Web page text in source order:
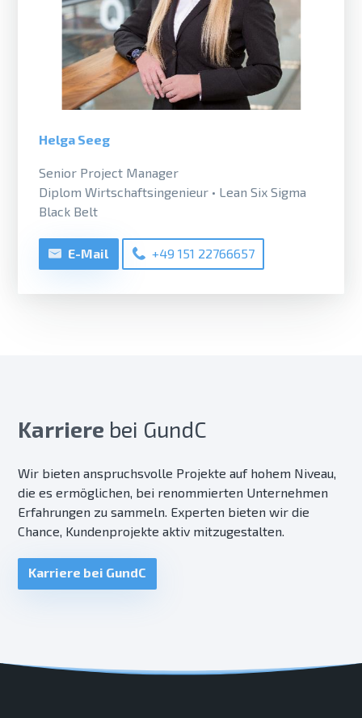
Helga Seeg
Senior Project Manager
Diplom Wirtschaftsingenieur • Lean Six Sigma
Black Belt
E-Mail +49 151 22766657
Karriere bei GundC
Wir bieten anspruchsvolle Projekte auf hohem Niveau,
die es ermöglichen, bei renommierten Unternehmen
Erfahrungen zu sammeln. Experten bieten wir die
Chance, Kundenprojekte aktiv mitzugestalten.
Karriere bei GundC